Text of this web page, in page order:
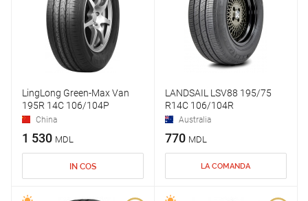
LingLong Green-Max Van
195R 14C 106/104P
China
1 530 MDL
IN COS
LANDSAIL LSV88 195/75
R14C 106/104R
Australia
770 MDL
LA COMANDA